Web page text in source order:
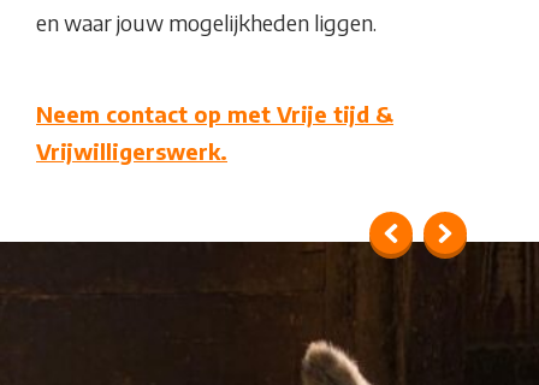
en waar jouw mogelijkheden liggen.
Neem contact op met Vrije tijd &
Vrijwilligerswerk.